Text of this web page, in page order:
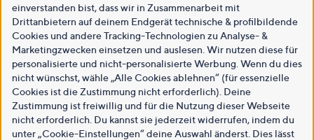
einverstanden bist, dass wir in Zusammenarbeit mit
Drittanbietern auf deinem Endgerät technische & profilbildende
Cookies und andere Tracking-Technologien zu Analyse- &
Marketingzwecken einsetzen und auslesen. Wir nutzen diese für
personalisierte und nicht-personalisierte Werbung. Wenn du dies
nicht wünschst, wähle „Alle Cookies ablehnen“ (für essenzielle
Cookies ist die Zustimmung nicht erforderlich). Deine
Zustimmung ist freiwillig und für die Nutzung dieser Webseite
nicht erforderlich. Du kannst sie jederzeit widerrufen, indem du
unter „Cookie-Einstellungen“ deine Auswahl änderst. Dies lässt